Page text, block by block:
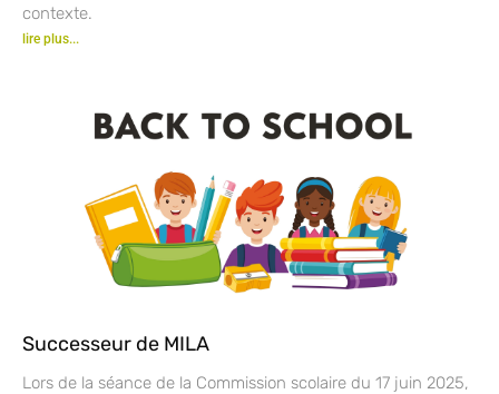
contexte.
lire plus...
Successeur de MILA
Lors de la séance de la Commission scolaire du 17 juin 2025,